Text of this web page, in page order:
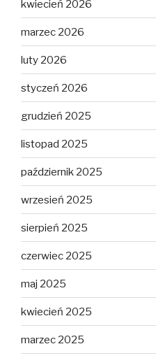
kwiecień 2026
marzec 2026
luty 2026
styczeń 2026
grudzień 2025
listopad 2025
październik 2025
wrzesień 2025
sierpień 2025
czerwiec 2025
maj 2025
kwiecień 2025
marzec 2025